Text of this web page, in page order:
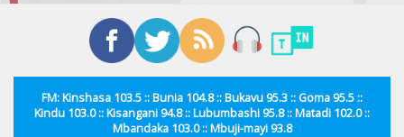
FM: Kinshasa 103.5 :: Bunia 104.8 :: Bukavu 95.3 :: Goma 95.5 ::
Kindu 103.0 :: Kisangani 94.8 :: Lubumbashi 95.8 :: Matadi 102.0 ::
Mbandaka 103.0 :: Mbuji-mayi 93.8